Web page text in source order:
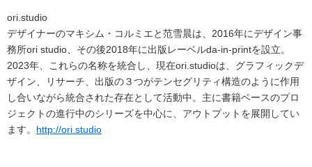
ori.studio
デザイナーのマキシム・コルミエと范雪晨は、2016年にデザイン事
務所ori studio、その後2018年に出版レーベルda-in-printを設立。
2023年、これらの名称を統合し、現在ori.studioは、グラフィックデ
ザイン、リサーチ、出版の３つがテンセグリティ構造のように作用
し合いながら統合された存在として活動中。主に書籍ベースのプロ
ジェクトの進行中のシリーズを中心に、アウトプットを展開してい
ます。 http://ori.studio